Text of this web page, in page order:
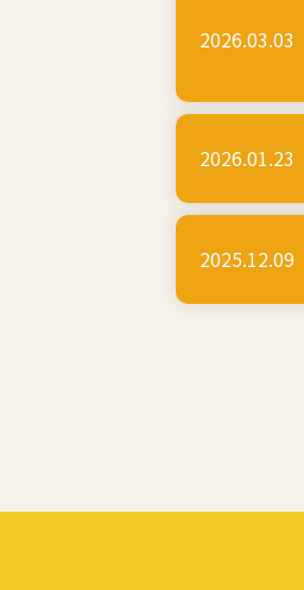
2026.03.03
2026.01.23
2025.12.09